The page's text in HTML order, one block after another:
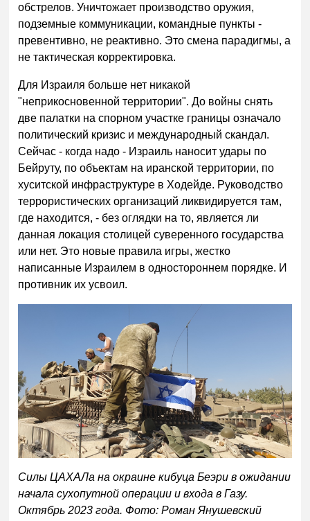
обстрелов. Уничтожает производство оружия,
подземные коммуникации, командные пункты -
превентивно, не реактивно. Это смена парадигмы, а
не тактическая корректировка.
Для Израиля больше нет никакой
"неприкосновенной территории". До войны снять
две палатки на спорном участке границы означало
политический кризис и международный скандал.
Сейчас - когда надо - Израиль наносит удары по
Бейруту, по объектам на иранской территории, по
хуситской инфраструктуре в Ходейде. Руководство
террористических организаций ликвидируется там,
где находится, - без оглядки на то, является ли
данная локация столицей суверенного государства
или нет. Это новые правила игры, жестко
написанные Израилем в одностороннем порядке. И
противник их усвоил.
Силы ЦАХАЛа на окраине кибуца Беэри в ожидании
начала сухопутной операции и входа в Газу.
Октябрь 2023 года. Фото: Роман Янушевский